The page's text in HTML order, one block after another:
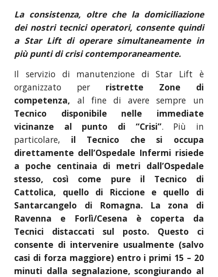
La consistenza, oltre che la domiciliazione
dei nostri tecnici operatori, consente quindi
a Star Lift di operare simultaneamente in
più punti di crisi contemporaneamente.
Il servizio di manutenzione di Star Lift è
organizzato per ristrette Zone di
competenza, al fine di avere sempre un
Tecnico disponibile nelle immediate
vicinanze al punto di “Crisi”. Più in
particolare, il Tecnico che si occupa
direttamente dell’Ospedale Infermi risiede
a poche centinaia di metri dall’Ospedale
stesso, così come pure il Tecnico di
Cattolica, quello di Riccione e quello di
Santarcangelo di Romagna. La zona di
Ravenna e Forlì/Cesena è coperta da
Tecnici distaccati sul posto. Questo ci
consente di intervenire usualmente (salvo
casi di forza maggiore) entro i primi 15 – 20
minuti dalla segnalazione, scongiurando al